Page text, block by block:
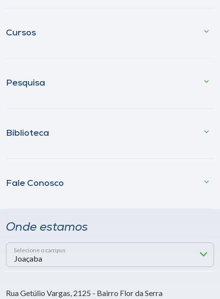
Cursos
Pesquisa
Biblioteca
Fale Conosco
Onde estamos
Selecione o campus
Rua Getúlio Vargas, 2125 - Bairro Flor da Serra